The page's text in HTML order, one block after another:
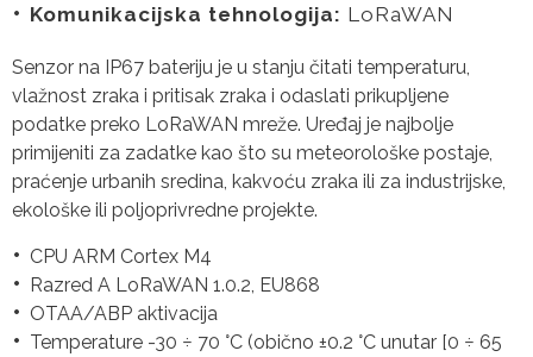
Komunikacijska tehnologija: LoRaWAN
Senzor na IP67 bateriju je u stanju čitati temperaturu,
vlažnost zraka i pritisak zraka i odaslati prikupljene
podatke preko LoRaWAN mreže. Uređaj je najbolje
primijeniti za zadatke kao što su meteorološke postaje,
praćenje urbanih sredina, kakvoću zraka ili za industrijske,
ekološke ili poljoprivredne projekte.
CPU ARM Cortex M4
Razred A LoRaWAN 1.0.2, EU868
OTAA/ABP aktivacija
Temperature -30 ÷ 70 °C (obično ±0.2 °C unutar [0 ÷ 65